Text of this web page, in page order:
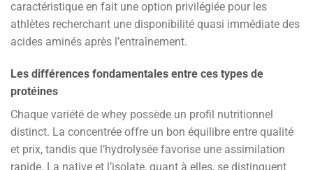
caractéristique en fait une option privilégiée pour les
athlètes recherchant une disponibilité quasi immédiate des
acides aminés après l’entraînement.
Les différences fondamentales entre ces types de
protéines
Chaque variété de whey possède un profil nutritionnel
distinct. La concentrée offre un bon équilibre entre qualité
et prix, tandis que l’hydrolysée favorise une assimilation
rapide. La native et l’isolate, quant à elles, se distinguent